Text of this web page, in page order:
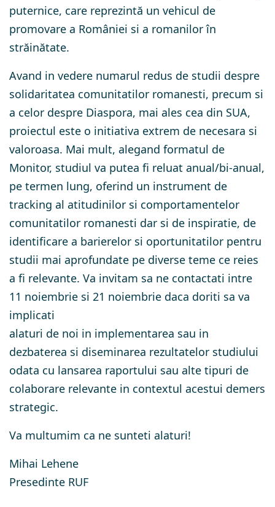
puternice, care reprezintă un vehicul de
promovare a României si a romanilor în
străinătate.
Avand in vedere numarul redus de studii despre
solidaritatea comunitatilor romanesti, precum si
a celor despre Diaspora, mai ales cea din SUA,
proiectul este o initiativa extrem de necesara si
valoroasa. Mai mult, alegand formatul de
Monitor, studiul va putea fi reluat anual/bi-anual,
pe termen lung, oferind un instrument de
tracking al atitudinilor si comportamentelor
comunitatilor romanesti dar si de inspiratie, de
identificare a barierelor si oportunitatilor pentru
studii mai aprofundate pe diverse teme ce reies
a fi relevante. Va invitam sa ne contactati intre
11 noiembrie si 21 noiembrie daca doriti sa va
implicati
alaturi de noi in implementarea sau in
dezbaterea si diseminarea rezultatelor studiului
odata cu lansarea raportului sau alte tipuri de
colaborare relevante in contextul acestui demers
strategic.
Va multumim ca ne sunteti alaturi!
Mihai Lehene
Presedinte RUF